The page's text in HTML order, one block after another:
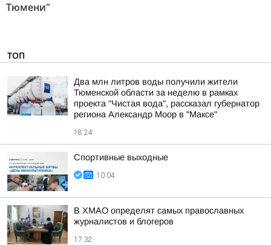
Тюмени"
ТОП
Два млн литров воды получили жители
Тюменской области за неделю в рамках
проекта "Чистая вода", рассказал губернатор
региона Александр Моор в "Максе"
18:24
Спортивные выходные
10:04
В ХМАО определят самых православных
журналистов и блогеров
17:32